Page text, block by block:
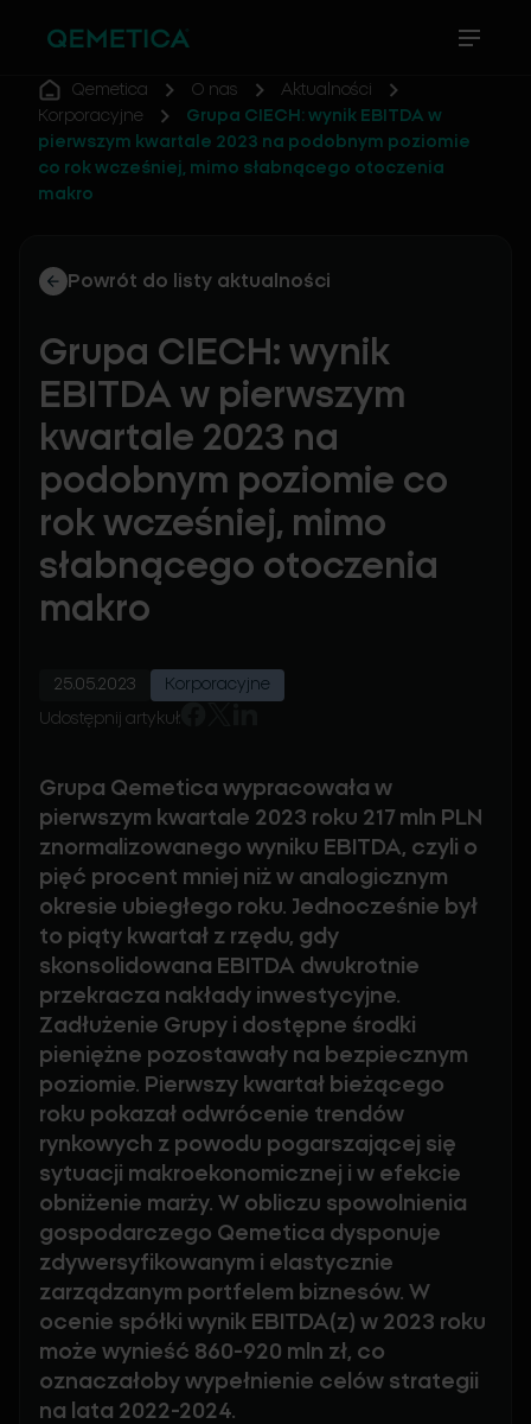
Qemetica O nas
Aktualności
Korporacyjne
Grupa CIECH: wynik EBITDA w
pierwszym kwartale 2023 na podobnym poziomie
co rok wcześniej, mimo słabnącego otoczenia
makro
Powrót do listy aktualności
Grupa CIECH: wynik
EBITDA w pierwszym
kwartale 2023 na
podobnym poziomie co
rok wcześniej, mimo
słabnącego otoczenia
makro
25.05.2023 Korporacyjne
Udostępnij artykuł:
Grupa Qemetica wypracowała w
pierwszym kwartale 2023 roku 217 mln PLN
znormalizowanego wyniku EBITDA, czyli o
pięć procent mniej niż w analogicznym
okresie ubiegłego roku. Jednocześnie był
to piąty kwartał z rzędu, gdy
skonsolidowana EBITDA dwukrotnie
przekracza nakłady inwestycyjne.
Zadłużenie Grupy i dostępne środki
pieniężne pozostawały na bezpiecznym
poziomie. Pierwszy kwartał bieżącego
roku pokazał odwrócenie trendów
rynkowych z powodu pogarszającej się
sytuacji makroekonomicznej i w efekcie
obniżenie marży. W obliczu spowolnienia
gospodarczego Qemetica dysponuje
zdywersyfikowanym i elastycznie
zarządzanym portfelem biznesów. W
ocenie spółki wynik EBITDA(z) w 2023 roku
może wynieść 860-920 mln zł, co
oznaczałoby wypełnienie celów strategii
na lata 2022-2024.